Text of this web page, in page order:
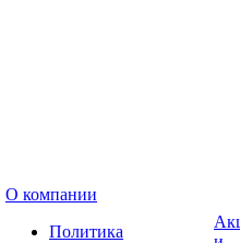
О компании
Политика